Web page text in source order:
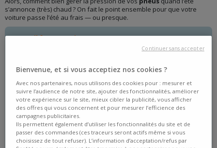
s’annonce (très) chaud ? On fait le point ensemble pour que votre
voiture passe l’été au frais — ou presque.
Ce qu'il faut retenir
La chaleur augmente naturellement la pression des pneus :
environ +0,1 bar tous les 10 °C, un phénomène normal qu'il
Contrôlez toujours la pression à froid, avant de prendre la
route ou après plusieurs heures d'arrêt, pour obtenir une
mesure fiable.
Respectez les préconisations du constructeur, en adaptant la
pression si votre véhicule est chargé (passagers, bagages,
départ en vacances).
Des pneus correctement gonflés, c'est plus de sécurité, une
usure maîtrisée et une consommation de carburant
optimisée, même en pleine canicule.
Bienvenue, et si vous acceptiez nos cookies ?
Avec nos partenaires, nous utilisons des cookies pour : mesurer et
suivre l’audience de notre site, ajouter des fonctionnalités, améliorer
votre expérience sur le site, mieux cibler la publicité, vous afficher
des offres qui vous concernent et pour mesurer l’efficience des
campagnes publicitaires.
Ils permettent également d’utiliser les fonctionnalités du site et de
passer des commandes (ces traceurs seront actifs même si vous
choisissez de tout refuser). L’information d’acceptation/refus par
Continuer sans accepter